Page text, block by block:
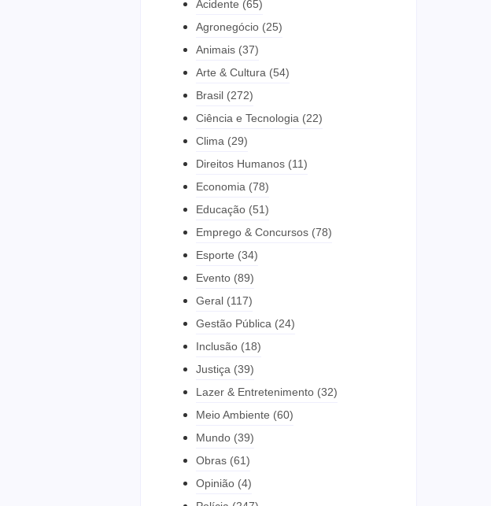
Acidente (65)
Agronegócio (25)
Animais (37)
Arte & Cultura (54)
Brasil (272)
Ciência e Tecnologia (22)
Clima (29)
Direitos Humanos (11)
Economia (78)
Educação (51)
Emprego & Concursos (78)
Esporte (34)
Evento (89)
Geral (117)
Gestão Pública (24)
Inclusão (18)
Justiça (39)
Lazer & Entretenimento (32)
Meio Ambiente (60)
Mundo (39)
Obras (61)
Opinião (4)